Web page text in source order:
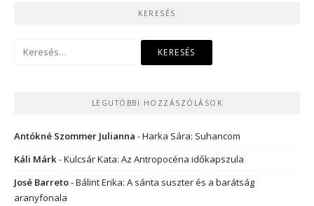
KERESÉS
LEGUTÓBBI HOZZÁSZÓLÁSOK
Antókné Szommer Julianna -Harka Sára: Suhancom
Káli Márk-Kulcsár Kata: Az Antropocéna időkapszula
José Barreto-Bálint Erika: A sánta suszter és a barátság
aranyfonala